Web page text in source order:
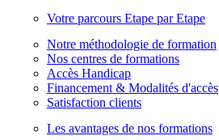
Votre parcours Etape par Etape
Notre méthodologie de formation
Nos centres de formations
Accès Handicap
Financement & Modalités d'accès
Satisfaction clients
Les avantages de nos formations